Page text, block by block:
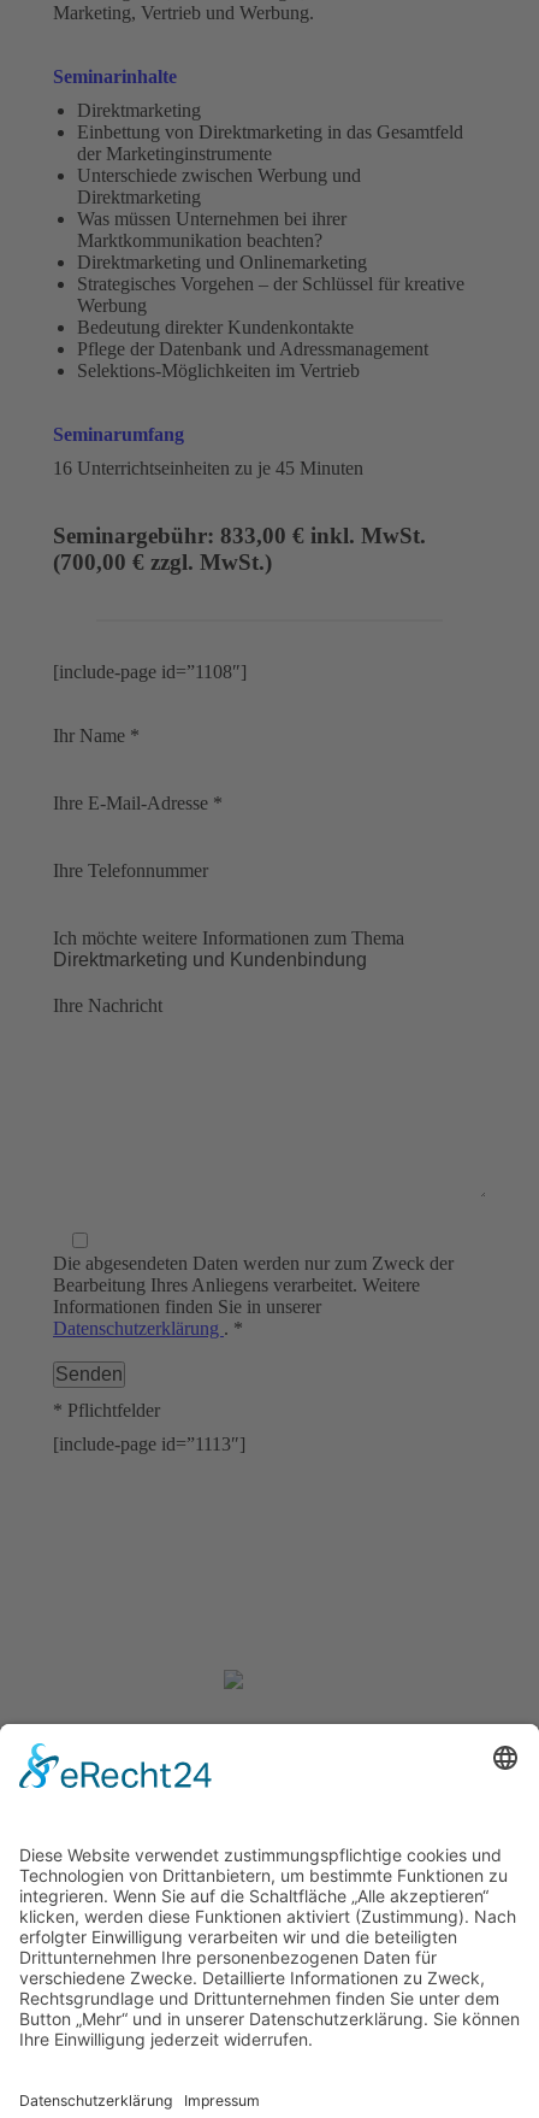
Marketing, Vertrieb und Werbung.
Seminarinhalte
Direktmarketing
Einbettung von Direktmarketing in das Gesamtfeld
der Marketinginstrumente
Unterschiede zwischen Werbung und
Direktmarketing
Was müssen Unternehmen bei ihrer
Marktkommunikation beachten?
Direktmarketing und Onlinemarketing
Strategisches Vorgehen – der Schlüssel für kreative
Werbung
Bedeutung direkter Kundenkontakte
Pflege der Datenbank und Adressmanagement
Selektions-Möglichkeiten im Vertrieb
Seminarumfang
16 Unterrichtseinheiten zu je 45 Minuten
Seminargebühr: 833,00 € inkl. MwSt.
(700,00 € zzgl. MwSt.)
[include-page id=”1108″]
Ihr Name *
Ihre E-Mail-Adresse *
Ihre Telefonnummer
Ich möchte weitere Informationen zum Thema
Ihre Nachricht
Die abgesendeten Daten werden nur zum Zweck der
Bearbeitung Ihres Anliegens verarbeitet. Weitere
Informationen finden Sie in unserer
Datenschutzerklärung . *
* Pflichtfelder
[include-page id=”1113″]